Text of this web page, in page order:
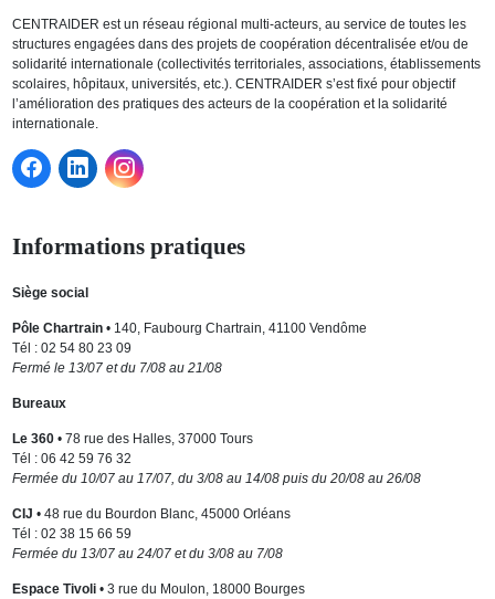
CENTRAIDER est un réseau régional multi-acteurs, au service de toutes les
structures engagées dans des projets de coopération décentralisée et/ou de
solidarité internationale (collectivités territoriales, associations, établissements
scolaires, hôpitaux, universités, etc.). CENTRAIDER s’est fixé pour objectif
l’amélioration des pratiques des acteurs de la coopération et la solidarité
internationale.
Informations pratiques
Siège social
Pôle Chartrain• 140, Faubourg Chartrain, 41100 Vendôme
Tél : 02 54 80 23 09
Fermé le 13/07 et du 7/08 au 21/08
Bureaux
Le 360• 78 rue des Halles, 37000 Tours
Tél : 06 42 59 76 32
Fermée du 10/07 au 17/07, du 3/08 au 14/08 puis du 20/08 au 26/08
CIJ • 48 rue du Bourdon Blanc, 45000 Orléans
Tél : 02 38 15 66 59
Fermée du 13/07 au 24/07 et du 3/08 au 7/08
Espace Tivoli• 3 rue du Moulon, 18000 Bourges